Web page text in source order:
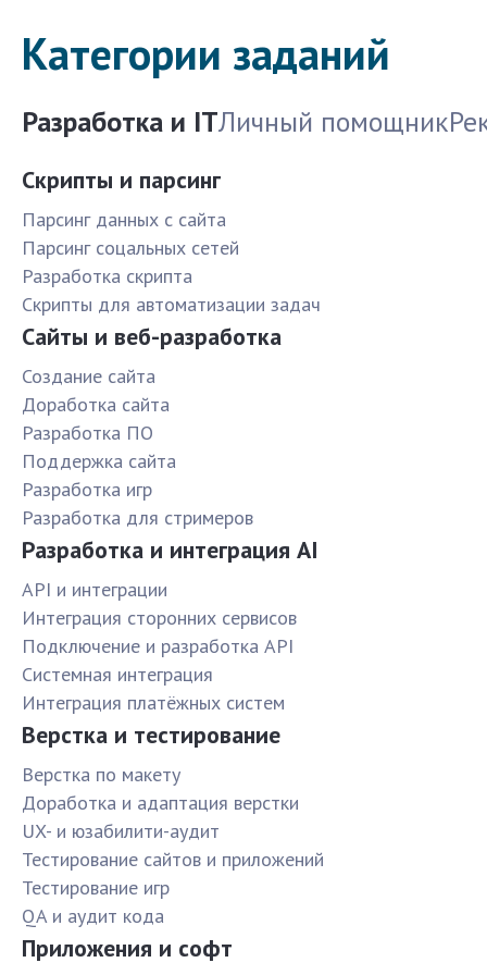
Категории заданий
Разработка и ITЛичный помощник
Скрипты и парсинг
Парсинг данных с сайта
Парсинг соцальных сетей
Разработка скрипта
Скрипты для автоматизации задач
Сайты и веб-разработка
Создание сайта
Доработка сайта
Разработка ПО
Поддержка сайта
Разработка игр
Разработка для стримеров
Разработка и интеграция AI
API и интеграции
Интеграция сторонних сервисов
Подключение и разработка API
Системная интеграция
Интеграция платёжных систем
Верстка и тестирование
Верстка по макету
Доработка и адаптация верстки
UX- и юзабилити-аудит
Тестирование сайтов и приложений
Тестирование игр
QA и аудит кода
Приложения и софт